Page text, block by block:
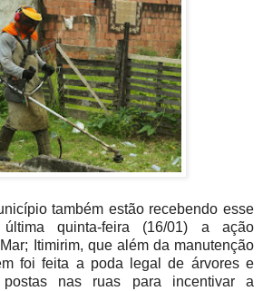
também estão recebendo esse
quinta-feira (16/01) a ação
Itimirim, que além da manutenção
foi feita a poda legal de árvores e
nas ruas para incentivar a